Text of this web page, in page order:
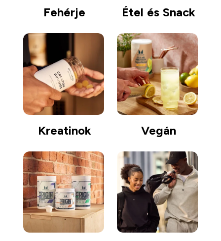
Fehérje Étel és Snack
Kreatinok Vegán